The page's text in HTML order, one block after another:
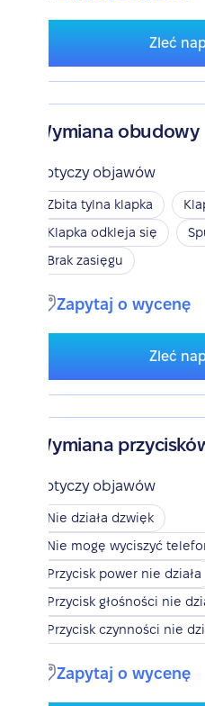
Zleć
Wymiana obudowy
Dotyczy objawów
Zbita tylna klapka
Klapka odkleja się
Brak zasięgu
Zapytaj o wycenę
Zleć
Wymiana
Dotyczy objawów
Nie działa dzwięk
Nie mogę wyciszyć
Przycisk power nie działa
Przycisk głośności nie
Przycisk czynności nie
Zapytaj o wycenę